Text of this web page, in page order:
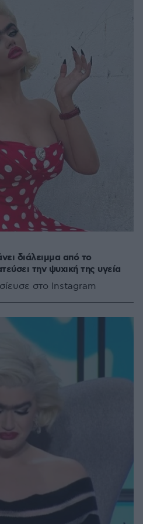
διάλειμμα από το
την ψυχική της υγεία
στο Instagram